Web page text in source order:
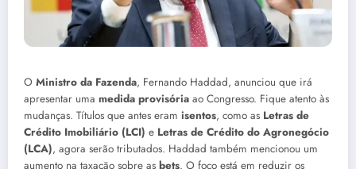
O Ministro da Fazenda, Fernando Haddad, anunciou que irá
apresentar uma medida provisória ao Congresso. Fique atento às
mudanças. Títulos que antes eram isentos, como as Letras de
Crédito Imobiliário (LCI) e Letras de Crédito do Agronegócio
(LCA), agora serão tributados. Haddad também mencionou um
aumento na taxação sobre as bets. O foco está em reduzir os